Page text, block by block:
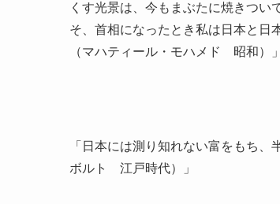
くす光景は、今もまぶたに焼きつい
そ、首相になったとき私は日本と日
（マハティール・モハメド 昭和）」
「日本には測り知れない富をもち
ボルト 江戸時代）」